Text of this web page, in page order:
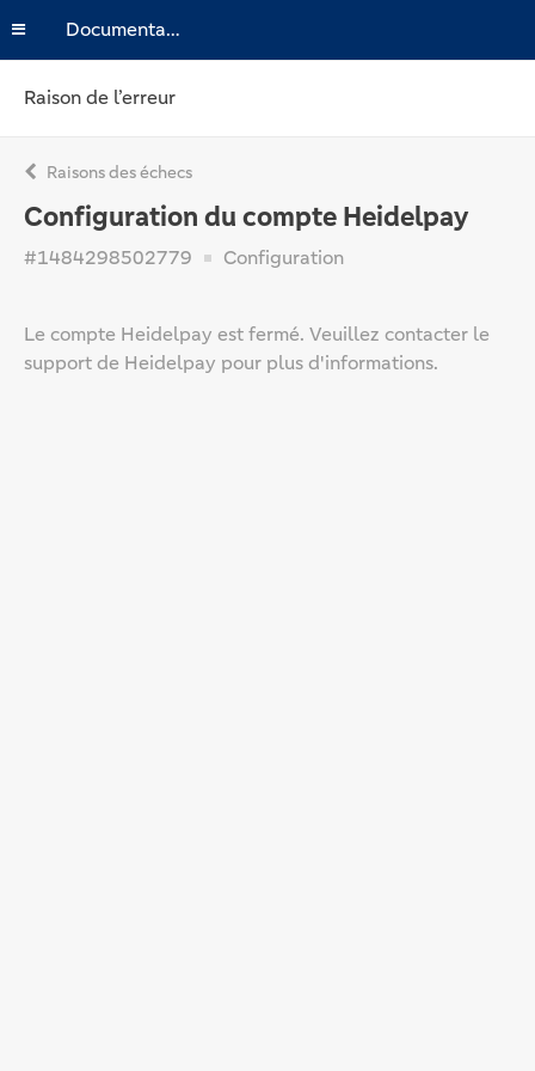
Documentation
Raison de l’erreur
Raisons des échecs
Configuration du compte Heidelpay
#1484298502779 Configuration
Le compte Heidelpay est fermé. Veuillez contacter le
support de Heidelpay pour plus d'informations.